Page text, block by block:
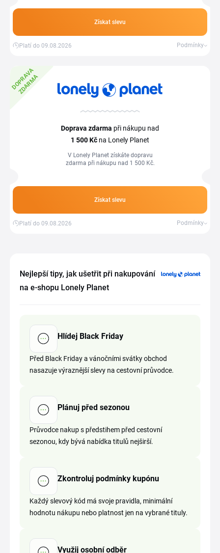
Získat slevu
Platí do 09.08.2026 Podmínky
D
O
P
R
A
V
A
Z
D
A
R
M
A
Doprava zdarma při nákupu nad
1 500 Kč na Lonely Planet
V Lonely Planet získáte dopravu
zdarma při nákupu nad 1 500 Kč.
Získat slevu
Platí do 09.08.2026 Podmínky
Nejlepší tipy, jak ušetřit při nakupování
na e-shopu Lonely Planet
Hlídej Black Friday
Před Black Friday a vánočními svátky obchod
nasazuje výraznější slevy na cestovní průvodce.
Plánuj před sezonou
Průvodce nakup s předstihem před cestovní
sezonou, kdy bývá nabídka titulů nejširší.
Zkontroluj podmínky kupónu
Každý slevový kód má svoje pravidla, minimální
hodnotu nákupu nebo platnost jen na vybrané tituly.
Využij osobní odběr